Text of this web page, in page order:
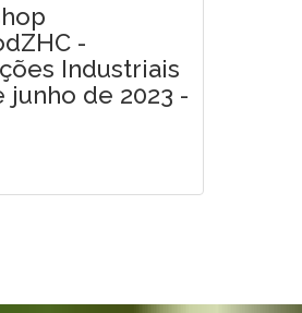
-
Industriais
junho de 2023 -